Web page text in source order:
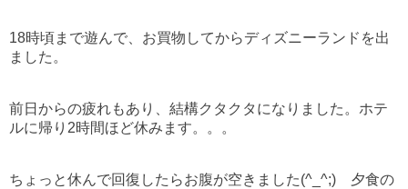
18時頃まで遊んで、お買物してからディズニーランドを出
ました。
前日からの疲れもあり、結構クタクタになりました。 ホテ
ルに帰り2時間ほど休みます。。。
ちょっと休んで回復したらお腹が空きました(^_^;) 夕食の